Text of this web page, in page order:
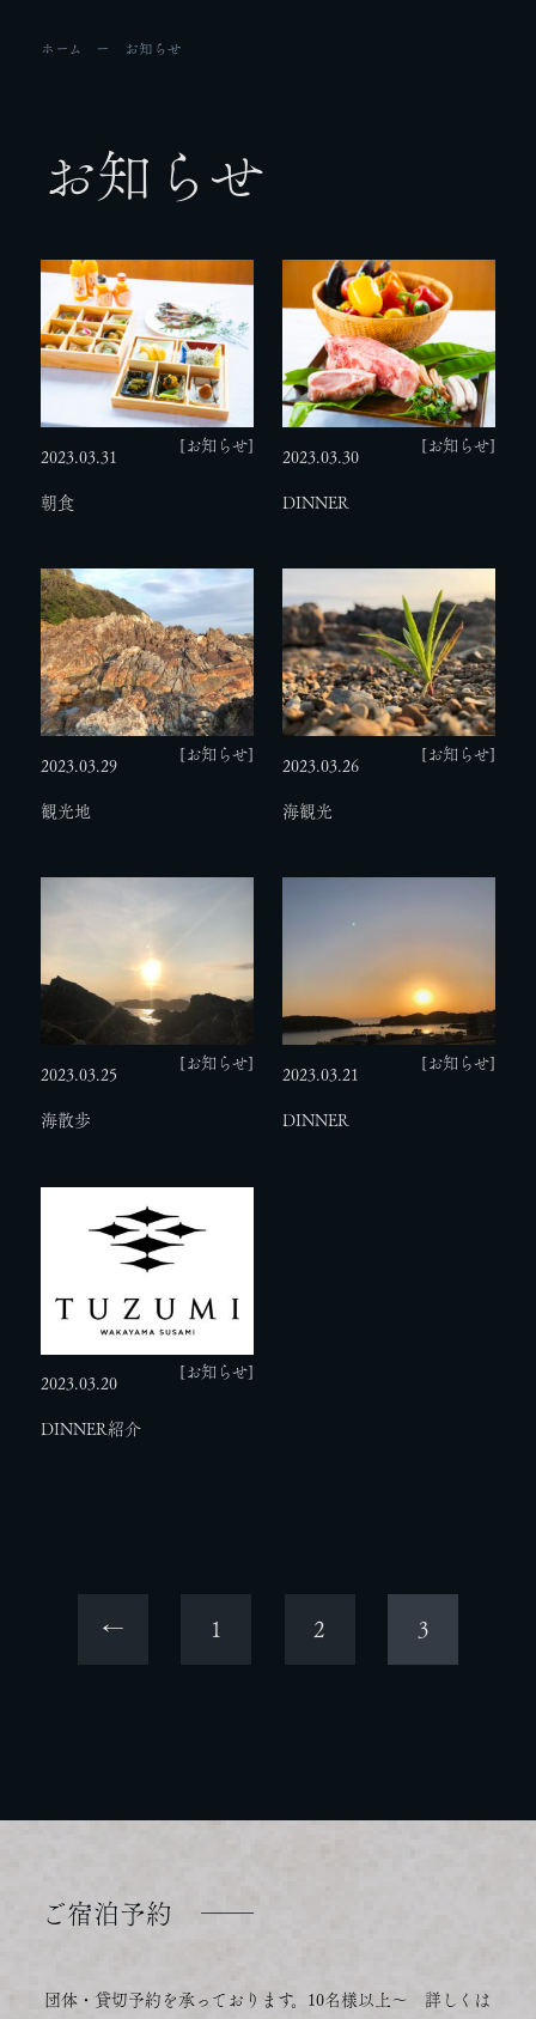
ホーム お知らせ
お知らせ
2023.03.31
[お知らせ]
朝食
2023.03.30
[お知らせ]
DINNER
2023.03.29
[お知らせ]
観光地
2023.03.26
[お知らせ]
海観光
2023.03.25
[お知らせ]
海散歩
2023.03.21
[お知らせ]
DINNER
2023.03.20
[お知らせ]
DINNER紹介
← 1 2 3
ご宿泊予約 ──
団体・貸切予約を承っております。10名様以上～ 詳しくは